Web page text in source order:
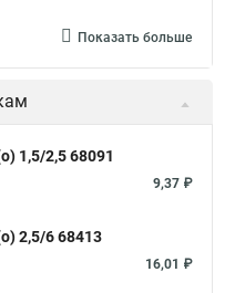
Показать больше
1,5/2,5 68091
9,37 ₽
2,5/6 68413
16,01 ₽